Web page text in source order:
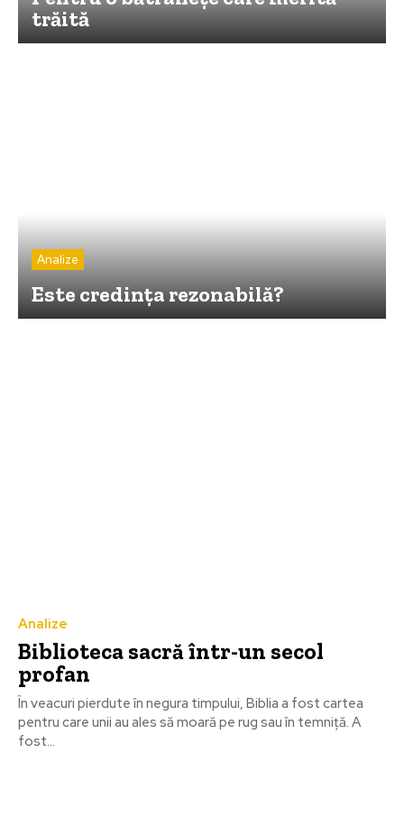
trăită
Analize
Este credinţa rezonabilă?
Analize
Biblioteca sacră într-un secol
profan
În veacuri pierdute în negura timpului, Biblia a fost cartea
pentru care unii au ales să moară pe rug sau în temniţă. A
fost...